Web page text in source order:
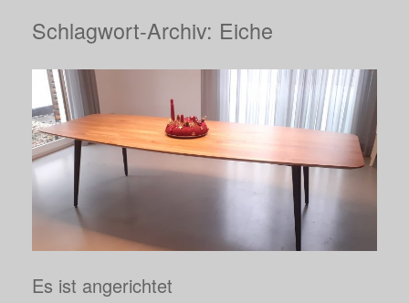
Schlagwort-Archiv: Eiche
Es ist angerichtet